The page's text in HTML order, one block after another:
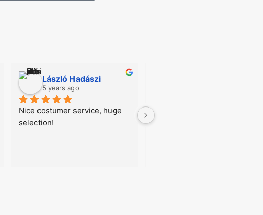
László Hadászi
5 years ago
Nice costumer service, huge
selection!
Good company to buy a used